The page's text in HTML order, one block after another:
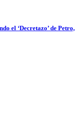
el ‘Decretazo’ de Petro,